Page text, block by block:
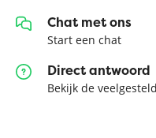
Chat met ons
Start een chat
Direct antwoord
Bekijk de